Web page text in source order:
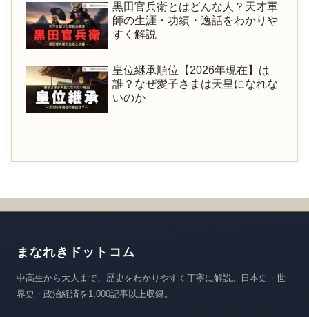
黒田官兵衛とはどんな人？天才軍
師の生涯・功績・逸話をわかりや
すく解説
皇位継承順位【2026年現在】は
誰？なぜ愛子さまは天皇になれな
いのか
まなれきドットコム
中高生から大人まで、歴史をわかりやすく丁寧に解説。日本史・世
界史・政治経済を1,000記事以上収録。